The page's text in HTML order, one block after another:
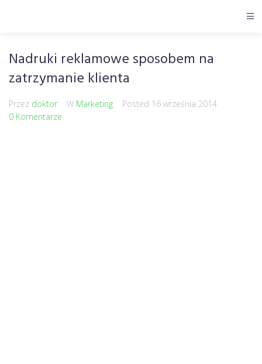
Nadruki reklamowe sposobem na
zatrzymanie klienta
Przez doktor W Marketing Posted 16 września 2014
0 Komentarze